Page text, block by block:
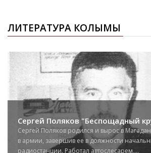
ЛИТЕРАТУРА КОЛЫМЫ
Сергей Поляков "Беспощадный
Сергей Поляков родился и вырос в
в армии, завершив ее в должности
радиостанции. Работал автослесарем,...